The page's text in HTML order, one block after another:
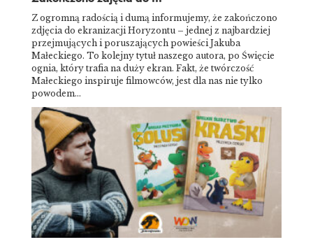
Z ogromną radością i dumą informujemy, że zakończono
zdjęcia do ekranizacji Horyzontu – jednej z najbardziej
przejmujących i poruszających powieści Jakuba
Małeckiego. To kolejny tytuł naszego autora, po Święcie
ognia, który trafia na duży ekran. Fakt, że twórczość
Małeckiego inspiruje filmowców, jest dla nas nie tylko
powodem…